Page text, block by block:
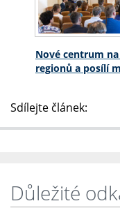
Nové centrum
regionů a posílí
Sdílejte článek:
Důležité